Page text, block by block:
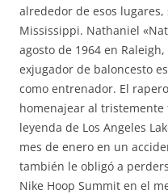
alrededor de esos
Mississippi. Nathaniel
agosto de 1964 en
exjugador de baloncesto
como entrenador. El
homenajear al tristemente
leyenda de Los Angeles
mes de enero en un
también le obligó a
Nike Hoop Summit en el